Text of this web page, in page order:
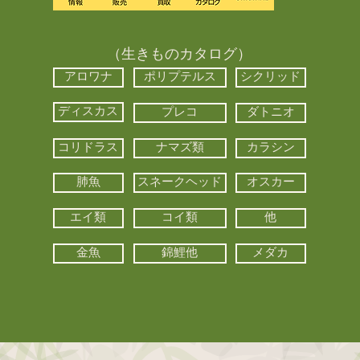
（生きものカタログ）
アロワナ ポリプテルス シクリッド
ディスカス プレコ ダトニオ
コリドラス ナマズ類 カラシン
肺魚 スネークヘッド オスカー
エイ類 コイ類 他
金魚 錦鯉他 メダカ